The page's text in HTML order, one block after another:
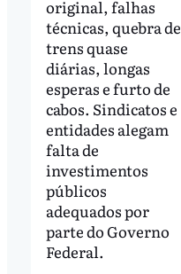
original, falhas
técnicas, quebra de
trens quase
diárias, longas
esperas e furto de
cabos. Sindicatos e
entidades alegam
falta de
investimentos
públicos
adequados por
parte do Governo
Federal.